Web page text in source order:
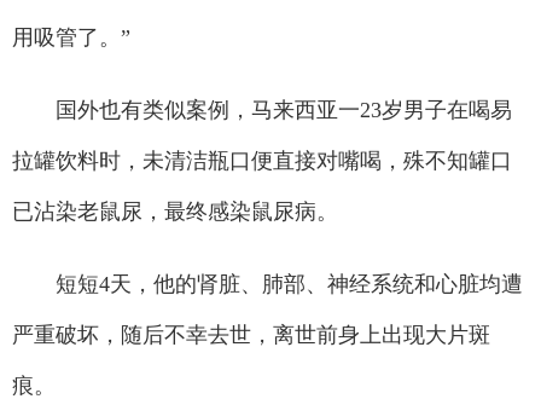
用吸管了。”
国外也有类似案例，马来西亚一23岁男子在喝易
拉罐饮料时，未清洁瓶口便直接对嘴喝，殊不知罐口
已沾染老鼠尿，最终感染鼠尿病。
短短4天，他的肾脏、肺部、神经系统和心脏均遭
严重破坏，随后不幸去世，离世前身上出现大片斑
痕。